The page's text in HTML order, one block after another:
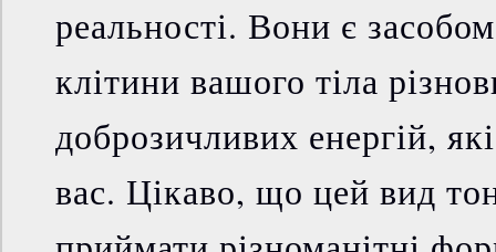
реальності. Вони є
клітини вашого тіла
доброзичливих енергій,
вас. Цікаво, що цей вид